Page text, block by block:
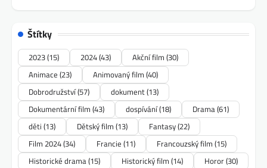
Štítky
2023(15) 2024(43) Akční film (30)
Animace (23) Animovaný film (40)
Dobrodružství(57) dokument(13)
Dokumentární film (43) dospívání(18) Drama(61)
děti (13) Dětský film (13) Fantasy(22)
Film 2024(34) Francie (11) Francouzský film (15)
Historické drama(15) Historický film (14) Horor(30)